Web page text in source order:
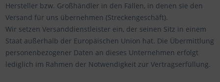
Hersteller bzw. Großhändler in den Fällen, in denen sie den
Versand für uns übernehmen (Streckengeschäft).
Wir setzen Versanddienstleister ein, der seinen Sitz in einem
Staat außerhalb der Europäischen Union hat. Die Übermittlung
personenbezogener Daten an dieses Unternehmen erfolgt
lediglich im Rahmen der Notwendigkeit zur Vertragserfüllung.